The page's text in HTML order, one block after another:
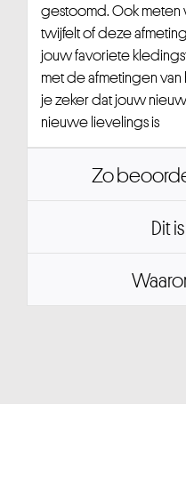
gestoomd. Ook meten
twijfelt of deze
jouw favoriete
met de afmetingen
je zeker dat jouw
nieuwe lievelings is
Zo
Dit